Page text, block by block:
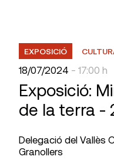
EXPOSICIÓ
18/07/2024 - 17:00 h
Exposició:
de la terra -
Delegació del Vallès
Granollers